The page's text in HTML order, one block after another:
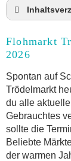
2026
Online-
Welche
Flohmarkt
2026
Spontan auf
Trödelmarkt
du alle
Gebrauchtes
sollte die
Beliebte
der warmen